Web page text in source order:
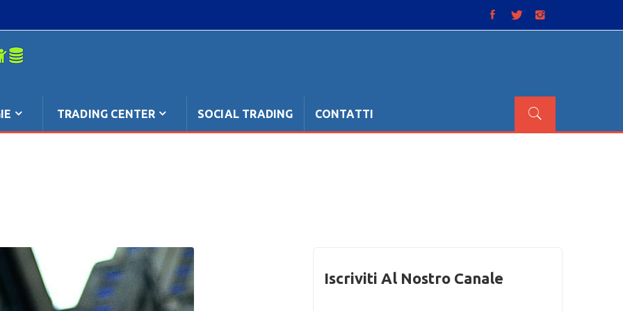
TRADING CENTER SOCIAL TRADING CONTATTI
Iscriviti Al Nostro Canale